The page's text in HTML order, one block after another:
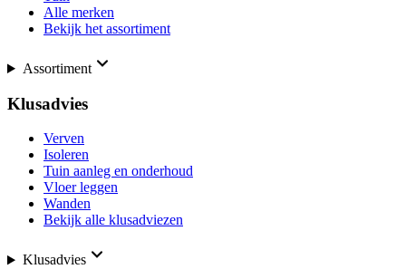
Alle merken
Bekijk het assortiment
Assortiment
Klusadvies
Verven
Isoleren
Tuin aanleg en onderhoud
Vloer leggen
Wanden
Bekijk alle klusadviezen
Klusadvies